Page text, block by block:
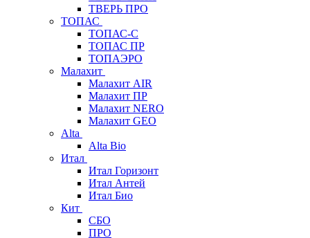
ТВЕРЬ ПРО
ТОПАС
ТОПАС-С
ТОПАС ПР
ТОПАЭРО
Малахит
Малахит AIR
Малахит ПР
Малахит NERO
Малахит GEO
Alta
Alta Bio
Итал
Итал Горизонт
Итал Антей
Итал Био
Кит
СБО
ПРО